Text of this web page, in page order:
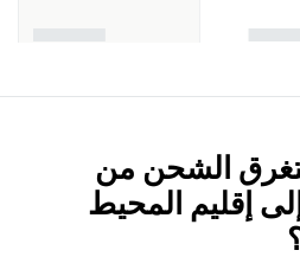
الشحن من
إقليم المحيط